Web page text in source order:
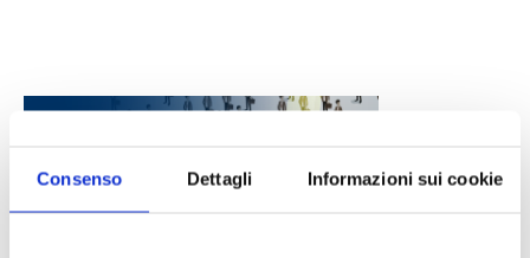
Consenso Dettagli Informazioni sui cookie